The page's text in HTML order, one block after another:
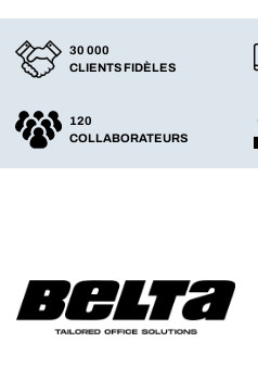
30 000
CLIENTS FIDÈLES
120
COLLABORATEURS